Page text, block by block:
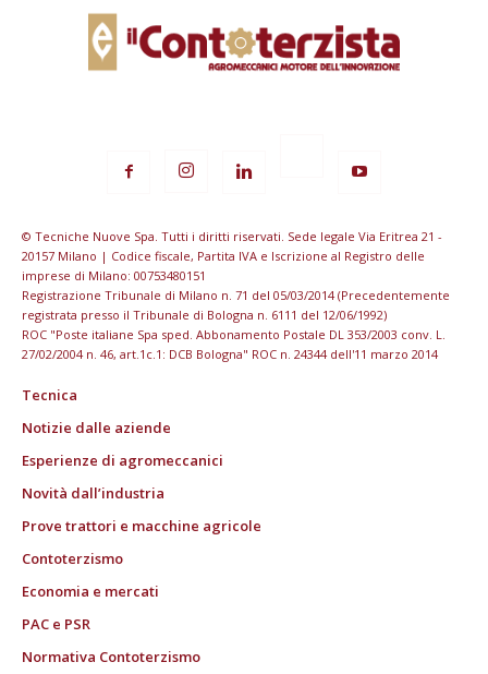
© Tecniche Nuove Spa. Tutti i diritti riservati. Sede legale Via Eritrea 21 -
20157 Milano | Codice fiscale, Partita IVA e Iscrizione al Registro delle
imprese di Milano: 00753480151
Registrazione Tribunale di Milano n. 71 del 05/03/2014 (Precedentemente
registrata presso il Tribunale di Bologna n. 6111 del 12/06/1992)
ROC "Poste italiane Spa sped. Abbonamento Postale DL 353/2003 conv. L.
27/02/2004 n. 46, art.1c.1: DCB Bologna" ROC n. 24344 dell'11 marzo 2014
Tecnica
Notizie dalle aziende
Esperienze di agromeccanici
Novità dall’industria
Prove trattori e macchine agricole
Contoterzismo
Economia e mercati
PAC e PSR
Normativa Contoterzismo